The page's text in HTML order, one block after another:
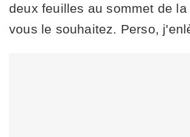
deux feuilles au sommet de la
vous le souhaitez. Perso,